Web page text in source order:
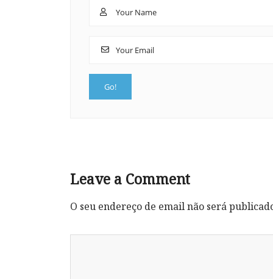
Leave a Comment
O seu endereço de email não será